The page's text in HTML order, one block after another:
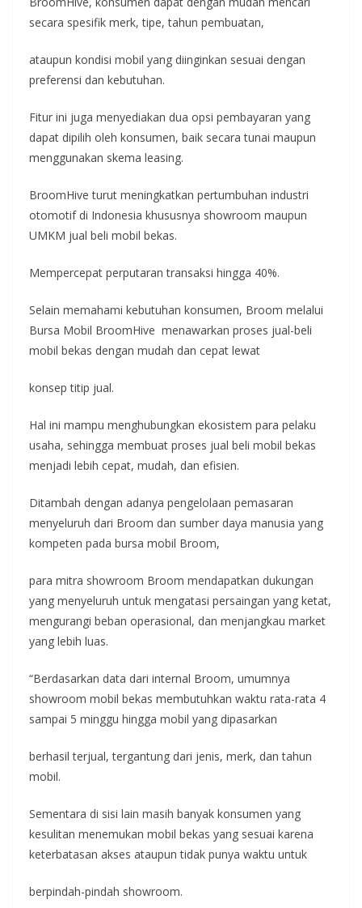
secara spesifik merk, tipe, tahun pembuatan,
ataupun kondisi mobil yang diinginkan sesuai dengan
preferensi dan kebutuhan.
Fitur ini juga menyediakan dua opsi pembayaran yang
dapat dipilih oleh konsumen, baik secara tunai maupun
menggunakan skema leasing.
BroomHive turut meningkatkan pertumbuhan industri
otomotif di Indonesia khususnya showroom maupun
UMKM jual beli mobil bekas.
Mempercepat perputaran transaksi hingga 40%.
Selain memahami kebutuhan konsumen, Broom melalui
Bursa Mobil BroomHive menawarkan proses jual-beli
mobil bekas dengan mudah dan cepat lewat
konsep titip jual.
Hal ini mampu menghubungkan ekosistem para pelaku
usaha, sehingga membuat proses jual beli mobil bekas
menjadi lebih cepat, mudah, dan efisien.
Ditambah dengan adanya pengelolaan pemasaran
menyeluruh dari Broom dan sumber daya manusia yang
kompeten pada bursa mobil Broom,
para mitra showroom Broom mendapatkan dukungan
yang menyeluruh untuk mengatasi persaingan yang ketat,
mengurangi beban operasional, dan menjangkau market
yang lebih luas.
“Berdasarkan data dari internal Broom, umumnya
showroom mobil bekas membutuhkan waktu rata-rata 4
sampai 5 minggu hingga mobil yang dipasarkan
berhasil terjual, tergantung dari jenis, merk, dan tahun
mobil.
Sementara di sisi lain masih banyak konsumen yang
kesulitan menemukan mobil bekas yang sesuai karena
keterbatasan akses ataupun tidak punya waktu untuk
berpindah-pindah showroom.